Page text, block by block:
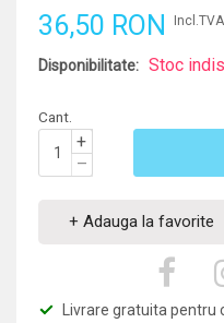
36,50 RON Incl.TVA
Disponibilitate: Stoc
Cant.
+
–
+ Adauga la favorite
Livrare gratuita pentru